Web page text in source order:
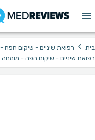
בית › רפואת שיניים - שיקום הפה
רפואת שיניים - שיקום הפה - מומחה